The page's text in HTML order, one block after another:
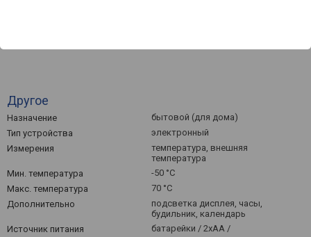
Другое
Назначение
бытовой (для дома)
Тип устройства
электронный
Измерения
температура, внешняя
температура
Мин. температура
-50 °C
Макс. температура
70 °C
Дополнительно
подсветка дисплея, часы,
будильник, календарь
Источник питания
батарейки / 2xAA /